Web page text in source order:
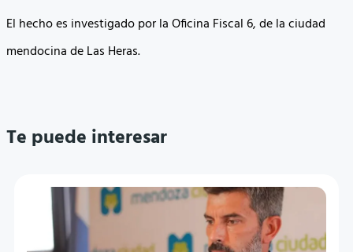
El hecho es investigado por la Oficina Fiscal 6, de la ciudad
mendocina de Las Heras.
Te puede interesar